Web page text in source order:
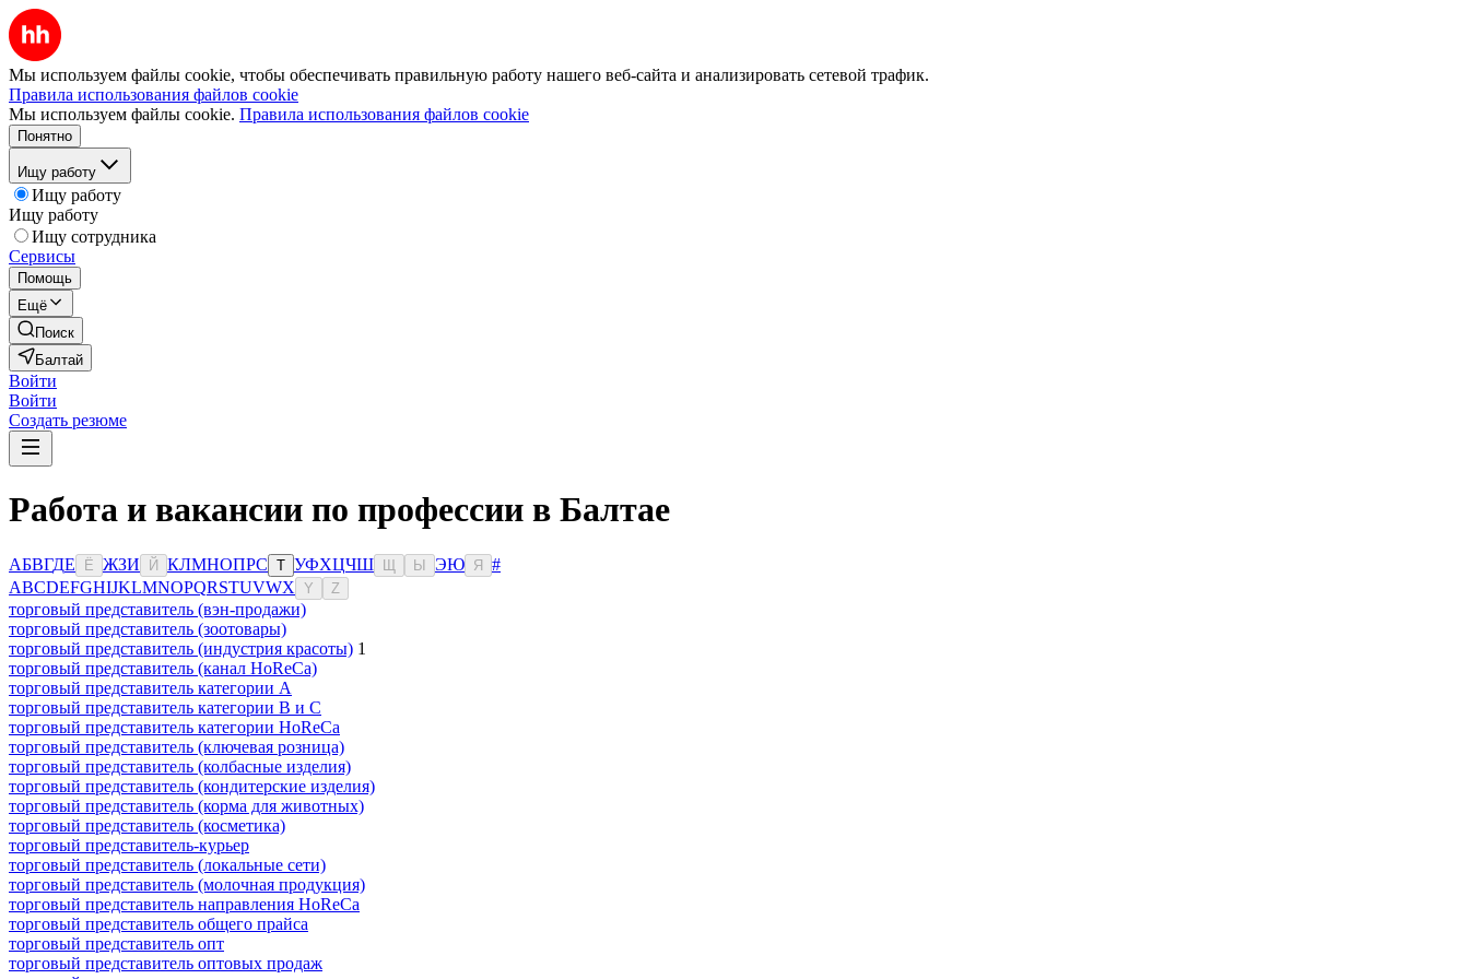
Мы используем файлы cookie, чтобы обеспечивать правильную работу нашего веб-сайта и анализировать сетевой трафик.
Правила использования файлов cookie
Мы используем файлы cookie. Правила использования файлов cookie
Понятно
Ищу работу
Ищу работу
Ищу работу
Ищу сотрудника
Сервисы
Помощь
Ещё
Поиск
Балтай
Войти
Войти
Создать резюме
Работа и вакансии по профессии в Балтае
АБВГДЕ Ё ЖЗИ Й КЛМНОПРС Т УФХЦЧШ Ы ЭЮ Я
#
ABCDEFGHIJKLMNOPQRSTUVWX Y Z
торговый представитель (вэн-продажи)
торговый представитель (зоотовары)
торговый представитель (индустрия красоты) 1
торговый представитель (канал HoReCa)
торговый представитель категории A
торговый представитель категории B и C
торговый представитель категории HoReCa
торговый представитель (ключевая розница)
торговый представитель (колбасные изделия)
торговый представитель (кондитерские изделия)
торговый представитель (корма для животных)
торговый представитель (косметика)
торговый представитель-курьер
торговый представитель (локальные сети)
торговый представитель (молочная продукция)
торговый представитель направления HoReCa
торговый представитель общего прайса
торговый представитель опт
торговый представитель оптовых продаж